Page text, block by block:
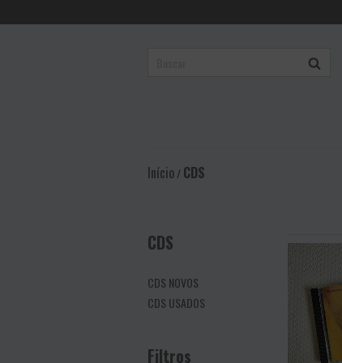
Início/CDS
CDS
CDS NOVOS
CDS USADOS
Filtros